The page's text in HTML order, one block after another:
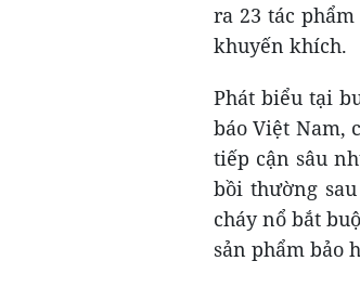
ra 23 tác
khuyến khích.
Phát biểu tại
báo Việt Nam,
tiếp cận sâu
bồi thường
cháy nổ bắt
sản phẩm bảo